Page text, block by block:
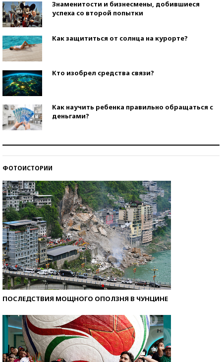
Знаменитости и бизнесмены, добившиеся
успеха со второй попытки
Как защититься от солнца на курорте?
Кто изобрел средства связи?
Как научить ребенка правильно обращаться с
деньгами?
ФОТОИСТОРИИ
ПОСЛЕДСТВИЯ МОЩНОГО ОПОЛЗНЯ В ЧУНЦИНЕ